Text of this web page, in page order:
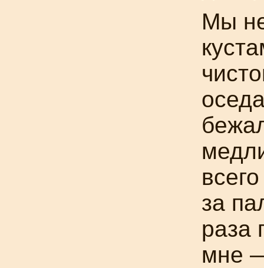
Мы
за
раза
мне